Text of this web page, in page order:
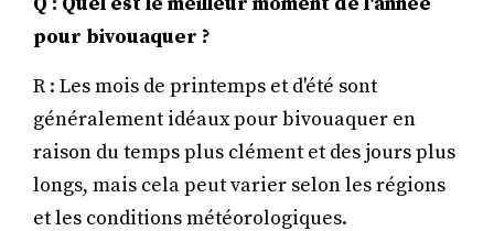
pour bivouaquer ?
R : Les mois de printemps et d'été sont
généralement idéaux pour bivouaquer en
raison du temps plus clément et des jours plus
longs, mais cela peut varier selon les régions
et les conditions météorologiques.